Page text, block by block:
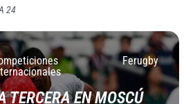
24
Ferugby
TERCERA EN MOSCÚ